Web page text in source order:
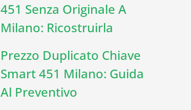
451 Senza Originale A
Milano: Ricostruirla
Prezzo Duplicato Chiave
Smart 451 Milano: Guida
Al Preventivo